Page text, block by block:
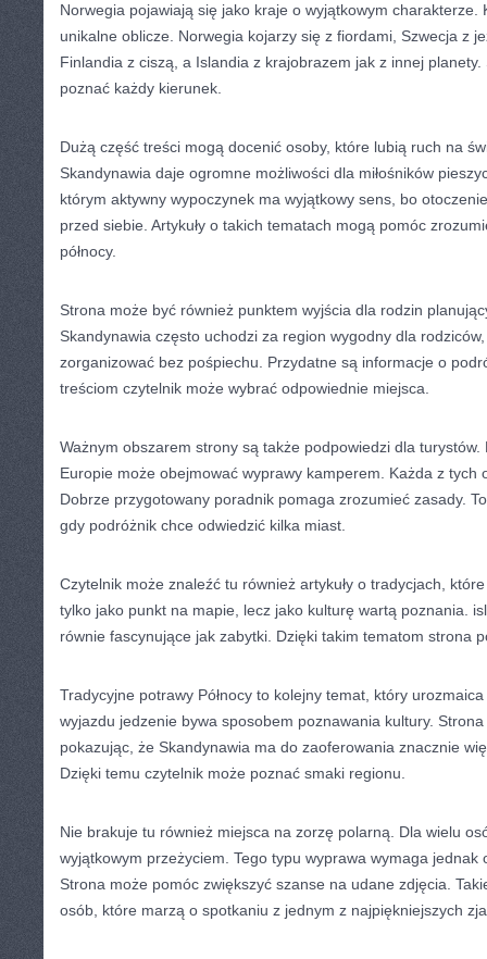
Norwegia pojawiają się jako kraje o wyjątkowym charakterze.
unikalne oblicze. Norwegia kojarzy się z fiordami, Szwecja z
Finlandia z ciszą, a Islandia z krajobrazem jak z innej
poznać każdy kierunek.
Dużą część treści mogą docenić osoby, które lubią ruch na
Skandynawia daje ogromne możliwości dla miłośników
którym aktywny wypoczynek ma wyjątkowy sens, bo
przed siebie. Artykuły o takich tematach mogą pomóc
północy.
Strona może być również punktem wyjścia dla rodzin
Skandynawia często uchodzi za region wygodny dla
zorganizować bez pośpiechu. Przydatne są informacje o
treściom czytelnik może wybrać odpowiednie miejsca.
Ważnym obszarem strony są także podpowiedzi dla turystów.
Europie może obejmować wyprawy kamperem. Każda z tych
Dobrze przygotowany poradnik pomaga zrozumieć zasady.
gdy podróżnik chce odwiedzić kilka miast.
Czytelnik może znaleźć tu również artykuły o tradycjach,
tylko jako punkt na mapie, lecz jako kulturę wartą poznania.
równie fascynujące jak zabytki. Dzięki takim tematom strona
Tradycyjne potrawy Północy to kolejny temat, który
wyjazdu jedzenie bywa sposobem poznawania kultury.
pokazując, że Skandynawia ma do zaoferowania znacznie
Dzięki temu czytelnik może poznać smaki regionu.
Nie brakuje tu również miejsca na zorzę polarną. Dla wielu
wyjątkowym przeżyciem. Tego typu wyprawa wymaga jednak
Strona może pomóc zwiększyć szanse na udane zdjęcia.
osób, które marzą o spotkaniu z jednym z najpiękniejszych